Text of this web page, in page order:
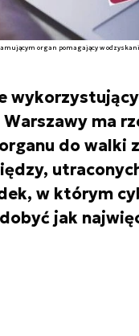
organ pomagający w
ma
do walki
w którym
jak